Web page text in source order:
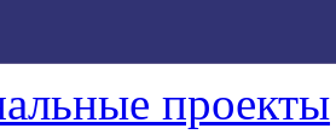
проекты